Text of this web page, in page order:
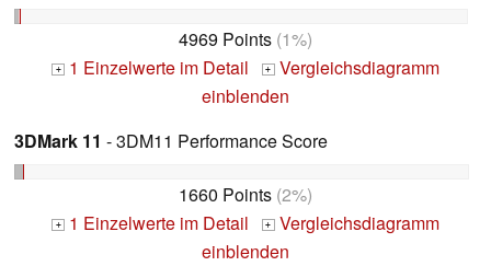
4969 Points (1%)
+ 1 Einzelwerte im Detail + Vergleichsdiagramm
einblenden
3DMark 11 - 3DM11 Performance Score
1660 Points (2%)
+ 1 Einzelwerte im Detail + Vergleichsdiagramm
einblenden